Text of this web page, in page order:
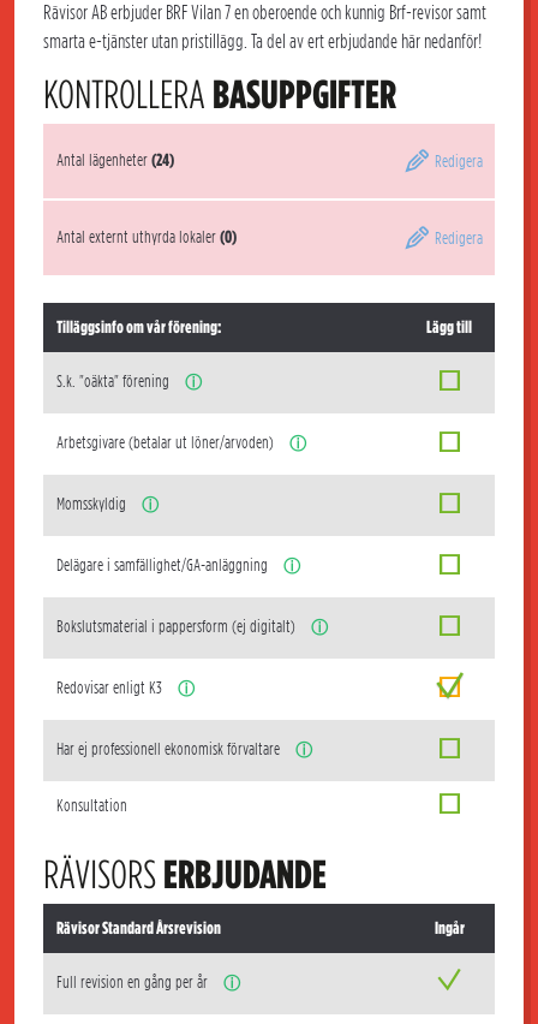
Rävisor AB erbjuder BRF Vilan 7 en oberoende och kunnig Brf-revisor samt
smarta e-tjänster utan pristillägg. Ta del av ert erbjudande här nedanför!
KONTROLLERA BASUPPGIFTER
Antal lägenheter(24) Redigera
Antal externt uthyrda lokaler(0) Redigera
Tilläggsinfo om vår förening: Lägg till
S.k. "oäkta" förening ⓘ
Arbetsgivare (betalar ut löner/arvoden) ⓘ
Momsskyldig ⓘ
Delägare i samfällighet/GA-anläggning ⓘ
Bokslutsmaterial i pappersform (ej digitalt) ⓘ
Redovisar enligt K3 ⓘ
Har ej professionell ekonomisk förvaltare ⓘ
Konsultation
RÄVISORSERBJUDANDE
Rävisor Standard Årsrevision Ingår
Full revision en gång per år ⓘ